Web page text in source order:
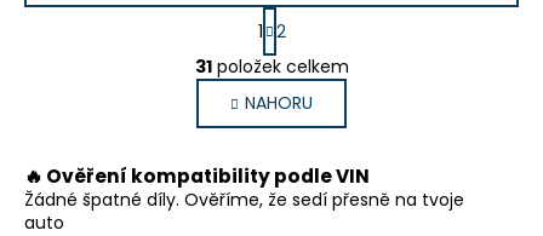
O
v
l
á
a
c
S
t
r
á
n
k
v
á
1 2
31položek celkem
NAHORU
🔥 Ověření kompatibility podle VIN
Žádné špatné díly. Ověříme, že sedí přesně na tvoje
auto